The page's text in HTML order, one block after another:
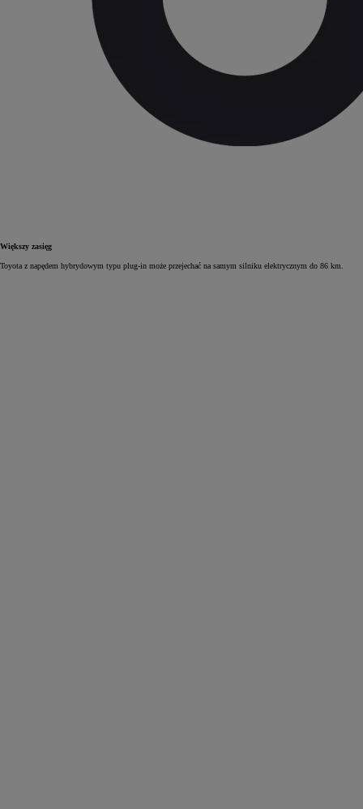
Większy zasięg
Toyota z napędem hybrydowym typu plug‑in może przejechać na samym silniku elektrycznym do 86 km.